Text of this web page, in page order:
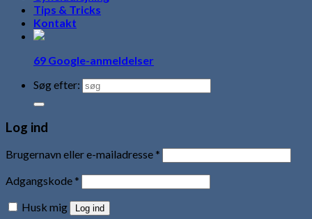
Tips & Tricks
Kontakt
69 Google-anmeldelser
Søg efter:
Log ind
Brugernavn eller e-mailadresse *
Adgangskode *
Husk mig
Log ind